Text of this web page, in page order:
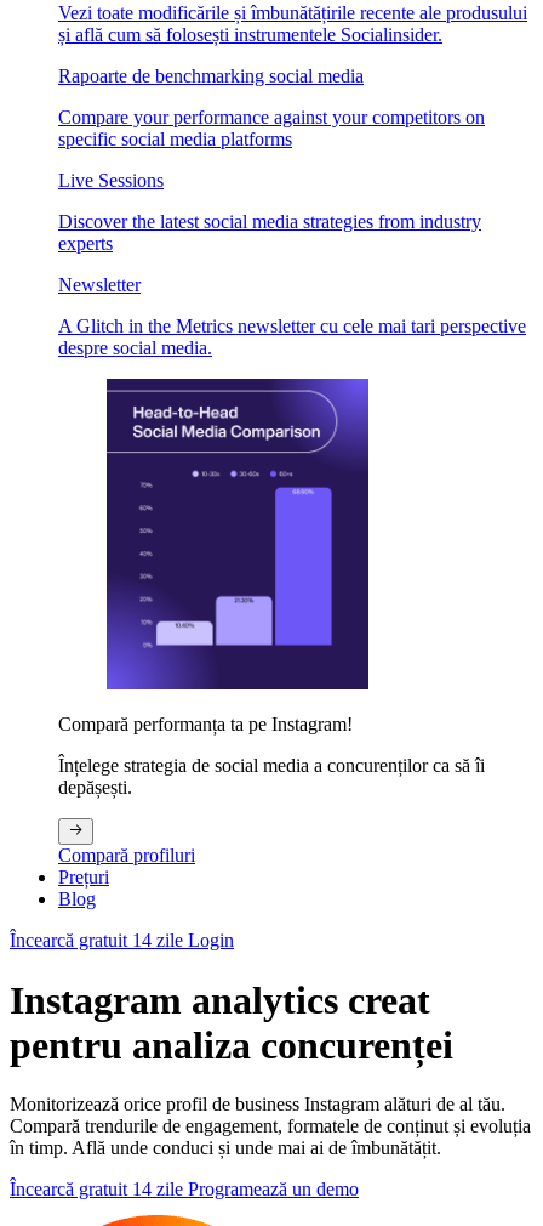
Vezi toate modificările și îmbunătățirile recente ale produsului
și află cum să folosești instrumentele Socialinsider.
Rapoarte de benchmarking social media
Compare your performance against your competitors on
specific social media platforms
Live Sessions
Discover the latest social media strategies from industry
experts
Newsletter
A Glitch in the Metrics newsletter cu cele mai tari perspective
despre social media.
Compară performanța ta pe Instagram!
Înțelege strategia de social media a concurenților ca să îi
depășești.
Compară profiluri
Prețuri
Blog
Încearcă gratuit 14 zile Login
Instagram analytics creat
pentru analiza concurenței
Monitorizează orice profil de business Instagram alături de al tău.
Compară trendurile de engagement, formatele de conținut și evoluția
în timp. Află unde conduci și unde mai ai de îmbunătățit.
Încearcă gratuit 14 zile Programează un demo